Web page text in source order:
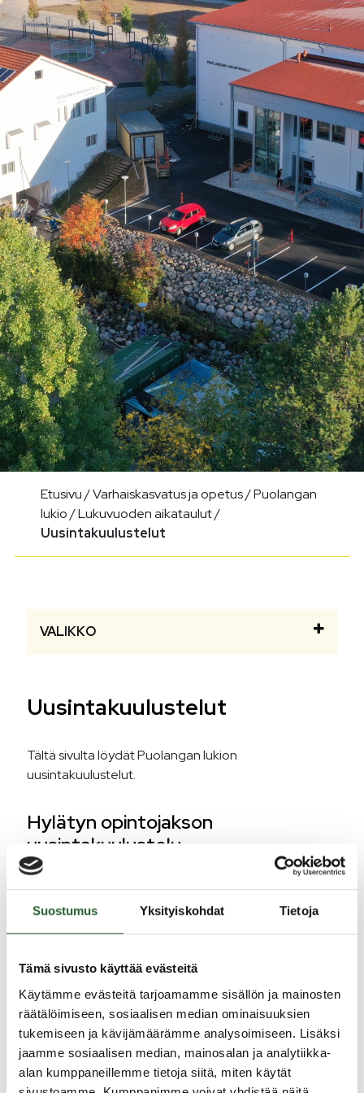
Suostumus Yksityiskohdat Tietoja
Tämä sivusto käyttää evästeitä
Käytämme evästeitä tarjoamamme sisällön ja mainosten
räätälöimiseen, sosiaalisen median ominaisuuksien
tukemiseen ja kävijämäärämme analysoimiseen. Lisäksi
jaamme sosiaalisen median, mainosalan ja analytiikka-
alan kumppaneillemme tietoja siitä, miten käytät
Etusivu/Varhaiskasvatus ja opetus/Puolangan
lukio/Lukuvuoden aikataulut/
Uusintakuulustelut
VALIKKO
Uusintakuulustelut
Tältä sivulta löydät Puolangan lukion
uusintakuulustelut.
Hylätyn opintojakson
uusintakuulustelu
Opiskelija, joka on saanut hylätyn arvonsanan
opintojaksosta tai on esimerkiksi sairauden vuoksi
estynyt osallistumaan opintojakson kokeeseen, voi
uusintakuulustelussa.
Hylätyn opintojakson saa uusia osallistumalla kerran
jaksossa järjestettävään uusintakuulusteluun.
Hyväksytyn opintojakson